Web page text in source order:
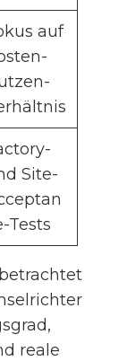
auf
Site-
Tests
reale